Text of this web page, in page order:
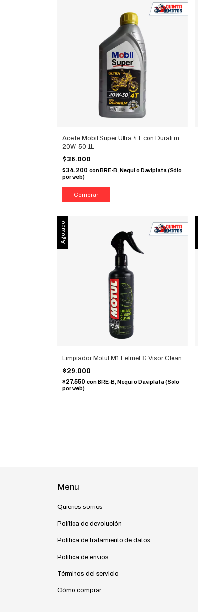
Aceite Mobil Super Ultra 4T con Durafilm
20W-50 1L
$36.000
$34.200 con BRE-B, Nequi o Daviplata (Sólo
por web)
Agotado
Limpiador Motul M1 Helmet & Visor Clean
$29.000
$27.550 con BRE-B, Nequi o Daviplata (Sólo
por web)
Menu
Quienes somos
Política de devolución
Política de tratamiento de datos
Política de envios
Términos del servicio
Cómo comprar